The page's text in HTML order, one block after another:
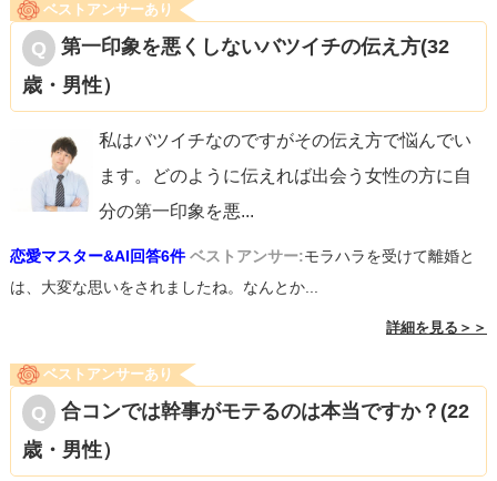
ベストアンサーあり
第一印象を悪くしないバツイチの伝え方(32
歳・男性）
私はバツイチなのですがその伝え方で悩んでい
ます。どのように伝えれば出会う女性の方に自
分の第一印象を悪...
恋愛マスター&AI回答6件 ベストアンサー:モラハラを受けて離婚と
は、大変な思いをされましたね。なんとか...
詳細を見る＞＞
ベストアンサーあり
合コンでは幹事がモテるのは本当ですか？(22
歳・男性）